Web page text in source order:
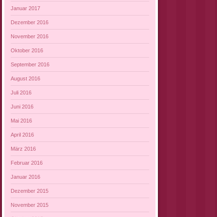
Januar 2017
Dezember 2016
November 2016
Oktober 2016
September 2016
August 2016
Juli 2016
Juni 2016
Mai 2016
April 2016
März 2016
Februar 2016
Januar 2016
Dezember 2015
November 2015